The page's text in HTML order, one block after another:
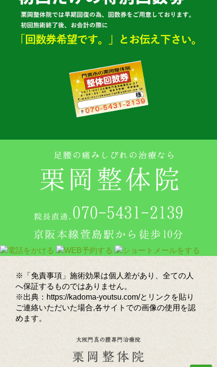
※「免責事項」施術効果は個人差があり、全ての人
へ保証するものではありません。
※出典：https://kadoma-youtsu.com/とリンクを貼り
ご連絡いただいた場合,各サイトでの画像の使用を認
めます。